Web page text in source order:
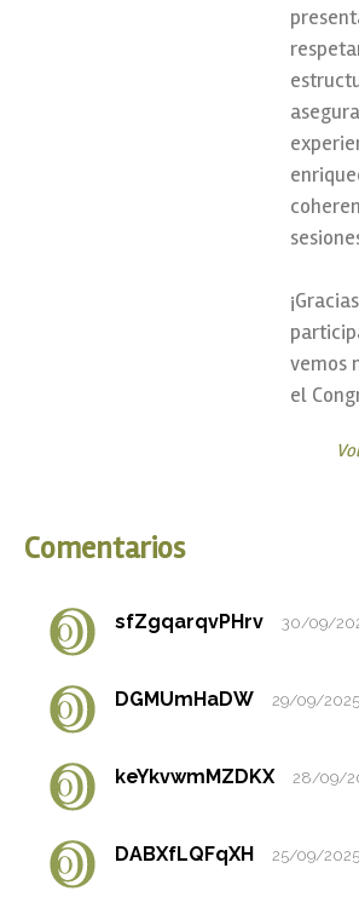
vemos
el
Comentarios
sfZgqarqvPHrv 30/09/
DGMUmHaDW 29/09/2025
keYkvwmMZDKX 28/09/
DABXfLQFqXH 25/09/2025